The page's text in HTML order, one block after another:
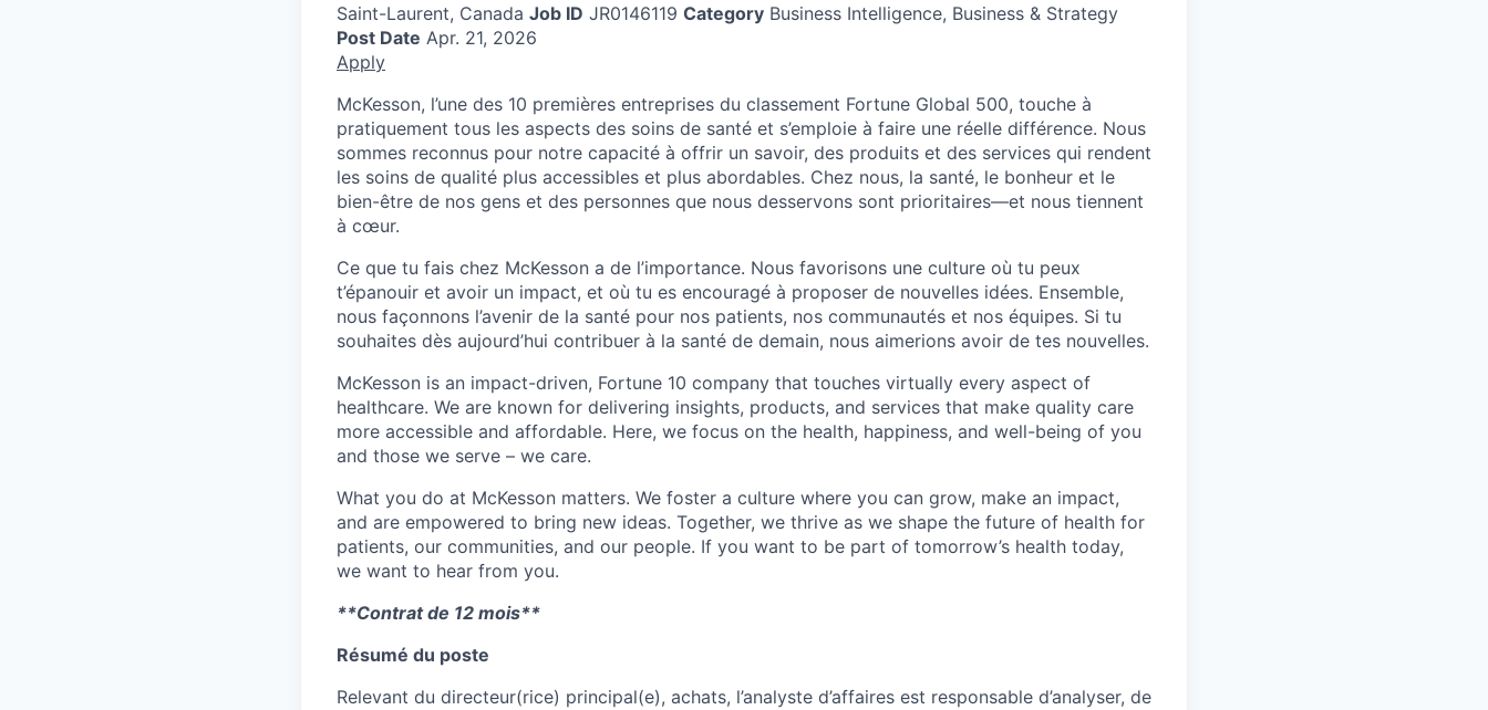
Saint-Laurent, Canada Job ID JR0146119 Category Business Intelligence, Business & Strategy
Post Date Apr. 21, 2026
Apply
McKesson, l’une des 10 premières entreprises du classement Fortune Global 500, touche à
pratiquement tous les aspects des soins de santé et s’emploie à faire une réelle différence. Nous
sommes reconnus pour notre capacité à offrir un savoir, des produits et des services qui rendent
les soins de qualité plus accessibles et plus abordables. Chez nous, la santé, le bonheur et le
bien-être de nos gens et des personnes que nous desservons sont prioritaires—et nous tiennent
à cœur.
Ce que tu fais chez McKesson a de l’importance. Nous favorisons une culture où tu peux
t’épanouir et avoir un impact, et où tu es encouragé à proposer de nouvelles idées. Ensemble,
nous façonnons l’avenir de la santé pour nos patients, nos communautés et nos équipes. Si tu
souhaites dès aujourd’hui contribuer à la santé de demain, nous aimerions avoir de tes nouvelles.
McKesson is an impact-driven, Fortune 10 company that touches virtually every aspect of
healthcare. We are known for delivering insights, products, and services that make quality care
more accessible and affordable. Here, we focus on the health, happiness, and well-being of you
and those we serve – we care.
What you do at McKesson matters. We foster a culture where you can grow, make an impact,
and are empowered to bring new ideas. Together, we thrive as we shape the future of health for
patients, our communities, and our people. If you want to be part of tomorrow’s health today,
we want to hear from you.
**Contrat de 12 mois**
Résumé du poste
Relevant du directeur(rice) principal(e), achats, l’analyste d’affaires est responsable d’analyser, de